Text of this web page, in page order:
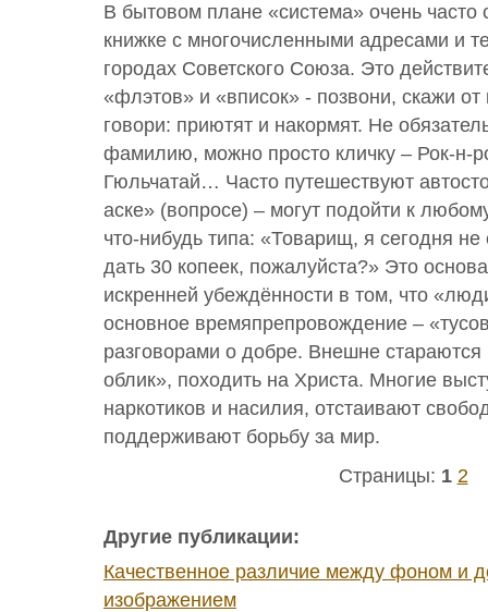
В бытовом плане «система» очень часто
книжке с многочисленными адресами и
городах Советского Союза. Это
«флэтов» и «вписок» - позвони, скажи
говори: приютят и накормят. Не
фамилию, можно просто кличку – Рок-н-
Гюльчатай… Часто путешествуют
аске» (вопросе) – могут подойти к
что-нибудь типа: «Товарищ, я сегодня
дать 30 копеек, пожалуйста?» Это
искренней убеждённости в том, что
основное времяпрепровождение –
разговорами о добре. Внешне стараются
облик», походить на Христа. Многие
наркотиков и насилия, отстаивают
поддерживают борьбу за мир.
Страницы: 1 2
Другие публикации:
Качественное различие между фоном и
изображением